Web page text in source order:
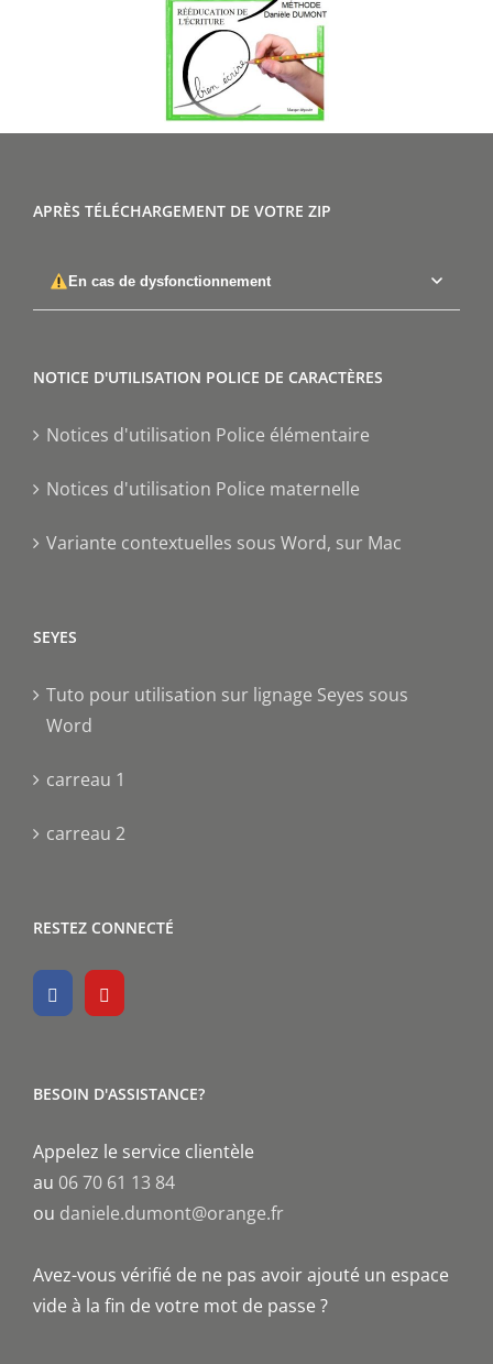
APRÈS TÉLÉCHARGEMENT DE VOTRE ZIP
En cas de dysfonctionnement
NOTICE D'UTILISATION POLICE DE CARACTÈRES
Notices d'utilisation Police élémentaire
Notices d'utilisation Police maternelle
Variante contextuelles sous Word, sur Mac
SEYES
Tuto pour utilisation sur lignage Seyes sous
Word
carreau 1
carreau 2
RESTEZ CONNECTÉ
BESOIN D'ASSISTANCE?
Appelez le service clientèle
au 06 70 61 13 84
ou daniele.dumont@orange.fr
Avez-vous vérifié de ne pas avoir ajouté un espace
vide à la fin de votre mot de passe ?